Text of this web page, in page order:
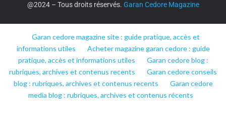
@2024 – Tous droits réservés. Garan Cedore Magazine
Garan cedore magazine site : guide pratique, accès et
informations utiles
Acheter magazine garan cedore : guide
pratique, accès et informations utiles
Garan cedore blog :
rubriques, archives et contenus recents
Garan cedore conseils
blog : rubriques, archives et contenus recents
Garan cedore
media blog : rubriques, archives et contenus récents